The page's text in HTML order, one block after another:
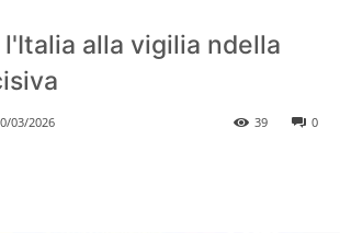
alla vigilia ndella
03/2026 0
39